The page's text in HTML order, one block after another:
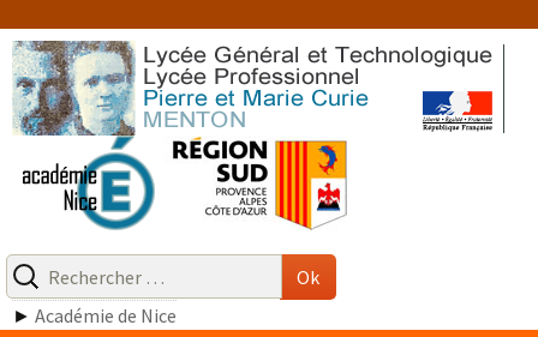
au
contenu
pour
:
Ok
► Académie de Nice